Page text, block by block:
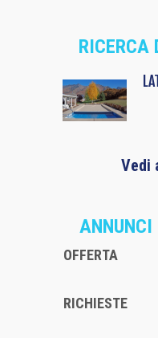
RICERCA
Vedi
ANNUNCI
OFFERTA
RICHIESTE